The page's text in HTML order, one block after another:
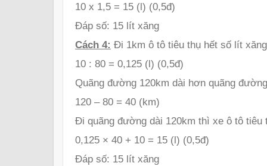
10 x 1,5 = 15 (l) (0,5đ)
Đáp số: 15 lít xăng
Cách 4: Đi 1km ô tô tiêu thụ hết số lít
10 : 80 = 0,125 (l) (0,5đ)
Quãng đường 120km dài hơn quãng
120 – 80 = 40 (km)
Đi quãng đường dài 120km thì xe ô tô tiêu
0,125 × 40 + 10 = 15 (l) (0,5đ)
Đáp số: 15 lít xăng